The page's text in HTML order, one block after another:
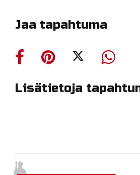
Jaa tapahtuma
Lisätietoja